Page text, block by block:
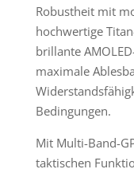
Robustheit mit
hochwertige
brillante
maximale
Bedingungen.
Mit Multi-Band-
taktischen